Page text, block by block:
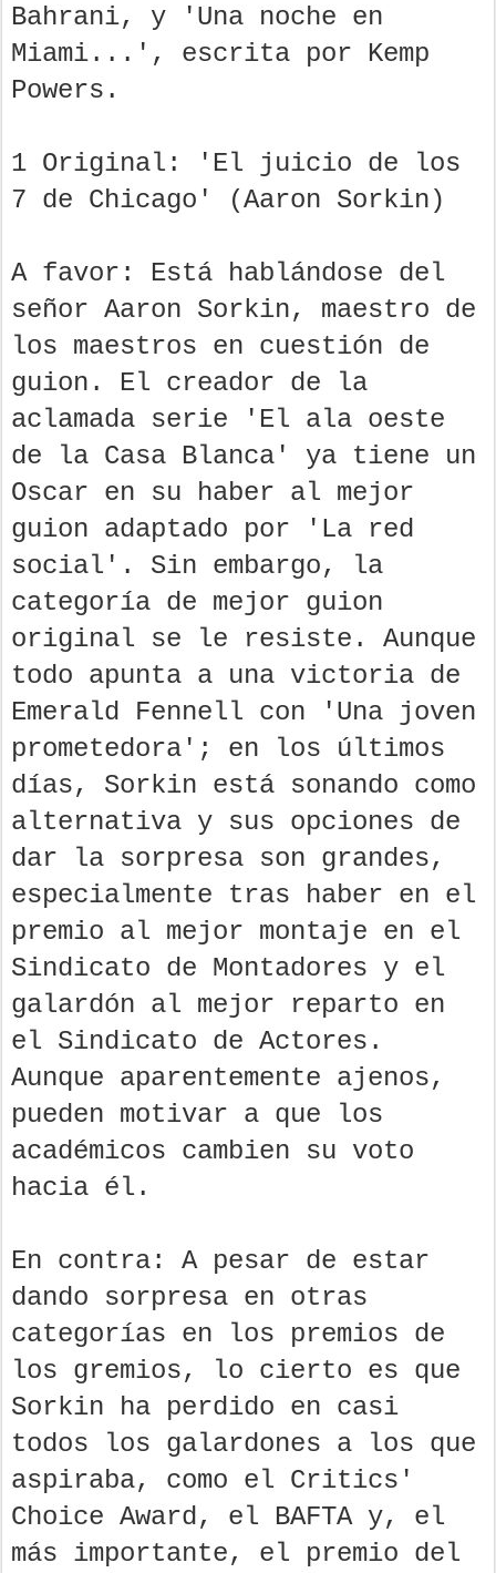
Bahrani, y 'Una noche en
Miami...', escrita por Kemp
Powers.
1 Original: 'El juicio de los
7 de Chicago' (Aaron Sorkin)
A favor: Está hablándose del
señor Aaron Sorkin, maestro de
los maestros en cuestión de
guion. El creador de la
aclamada serie 'El ala oeste
de la Casa Blanca' ya tiene un
Oscar en su haber al mejor
guion adaptado por 'La red
social'. Sin embargo, la
categoría de mejor guion
original se le resiste. Aunque
todo apunta a una victoria de
Emerald Fennell con 'Una joven
prometedora'; en los últimos
días, Sorkin está sonando como
alternativa y sus opciones de
dar la sorpresa son grandes,
especialmente tras haber en el
premio al mejor montaje en el
Sindicato de Montadores y el
galardón al mejor reparto en
el Sindicato de Actores.
Aunque aparentemente ajenos,
pueden motivar a que los
académicos cambien su voto
hacia él.
En contra: A pesar de estar
dando sorpresa en otras
categorías en los premios de
los gremios, lo cierto es que
Sorkin ha perdido en casi
todos los galardones a los que
aspiraba, como el Critics'
Choice Award, el BAFTA y, el
más importante, el premio del